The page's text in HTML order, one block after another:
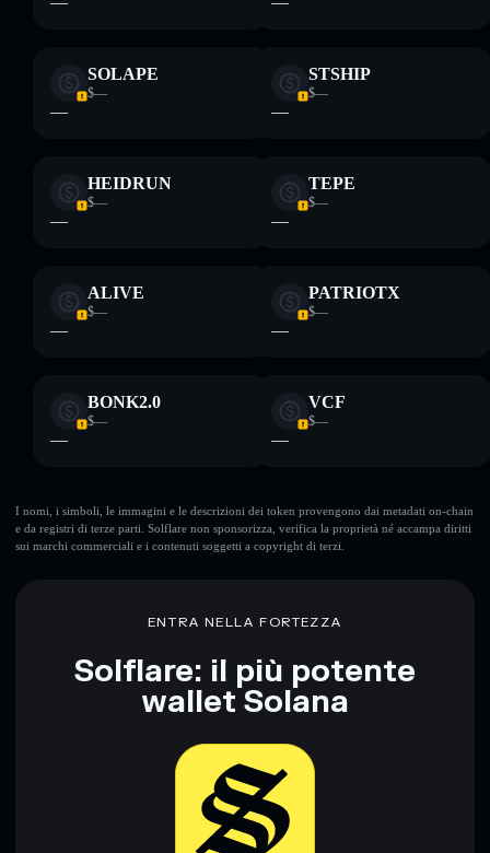
SOLAPE
$—
—
STSHIP
$—
—
HEIDRUN
$—
—
TEPE
$—
—
ALIVE
$—
—
PATRIOTX
$—
—
BONK2.0
$—
—
VCF
$—
—
I nomi, i simboli, le immagini e le descrizioni dei token provengono dai metadati on-chain
e da registri di terze parti. Solflare non sponsorizza, verifica la proprietà né accampa diritti
sui marchi commerciali e i contenuti soggetti a copyright di terzi.
ENTRA NELLA FORTEZZA
Solflare: il più potente
wallet Solana